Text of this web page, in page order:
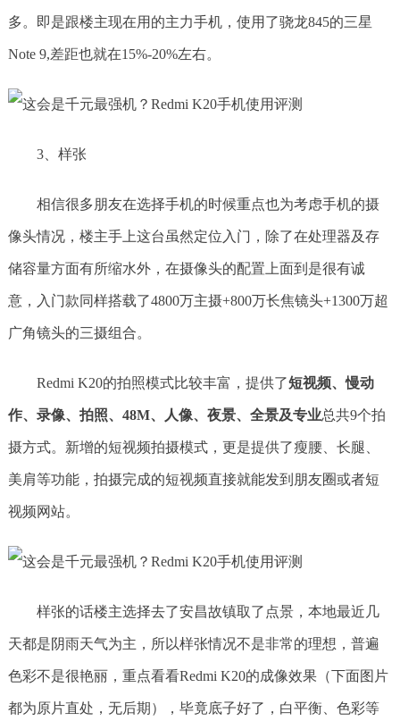
多。即是跟楼主现在用的主力手机，使用了骁龙845的三星
Note 9,差距也就在15%-20%左右。
3、样张
相信很多朋友在选择手机的时候重点也为考虑手机的摄
像头情况，楼主手上这台虽然定位入门，除了在处理器及存
储容量方面有所缩水外，在摄像头的配置上面到是很有诚
意，入门款同样搭载了4800万主摄+800万长焦镜头+1300万超
广角镜头的三摄组合。
Redmi K20的拍照模式比较丰富，提供了短视频、慢动
作、录像、拍照、48M、人像、夜景、全景及专业总共9个拍
摄方式。新增的短视频拍摄模式，更是提供了瘦腰、长腿、
美肩等功能，拍摄完成的短视频直接就能发到朋友圈或者短
视频网站。
样张的话楼主选择去了安昌故镇取了点景，本地最近几
天都是阴雨天气为主，所以样张情况不是非常的理想，普遍
色彩不是很艳丽，重点看看Redmi K20的成像效果（下面图片
都为原片直处，无后期），毕竟底子好了，白平衡、色彩等